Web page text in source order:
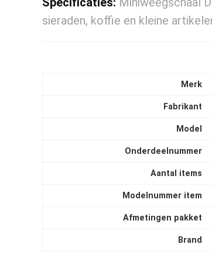
sieraden, koffie en kleine
Merk
Fabrikant
Model
Onderdeelnummer
Aantal items
Modelnummer item
Afmetingen pakket
Brand